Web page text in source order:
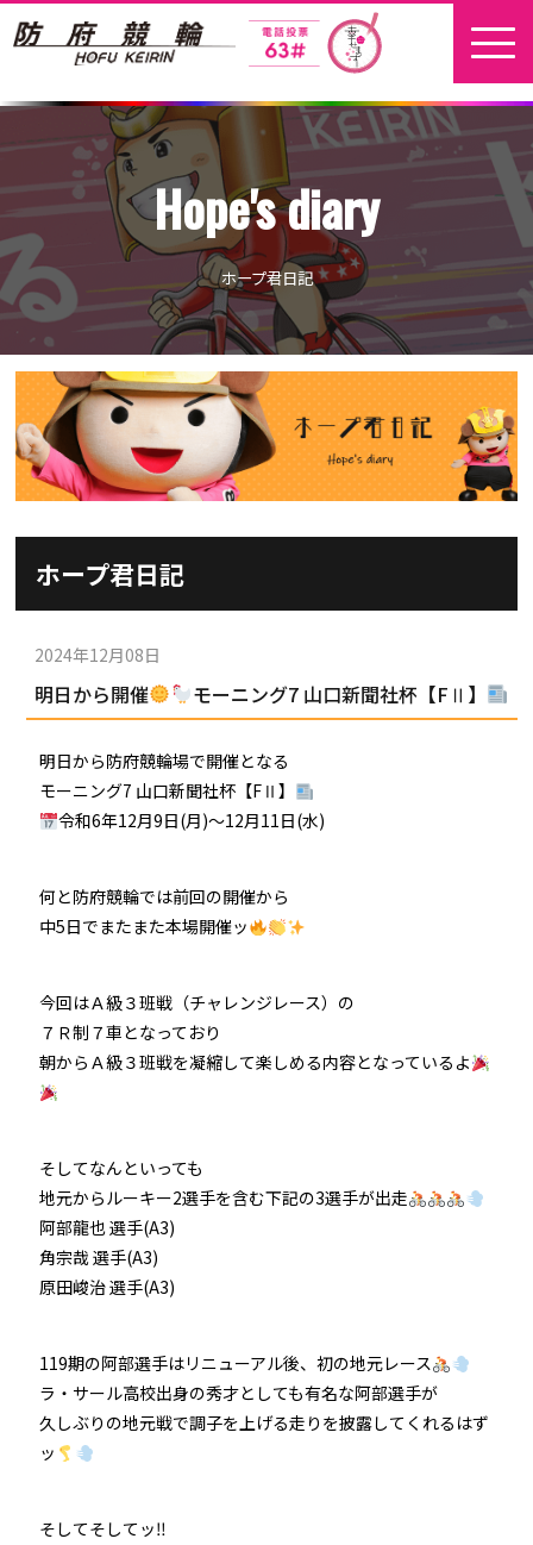
ホーム
新着情報
地元選手
お問い合わせ
開催日程
本場開催
パンフレット
出場予定選手
出走表
予想紙
イベント＆ファンサービス
崖っぷちのK（穴予想）
施設ガイド
施設紹介
有料席
KEIRINパーク
バンク紹介
アクセス
車券の購入方法
DOKOTO
電話・FAXサービス
歴代優勝者を紹介
非開催日の払戻し場所について
協賛レース募集
横断幕掲出について
その他
防府競輪研究所
ホープ君日記
Kからの挑戦状
防府競輪を予想するKとは？
サイトポリシー
個人情報保護方針
車券の購入にのめり込む不安のある方のご相談
来場者の肖像権について
Hope's diary
ホープ君日記
ホープ君日記
2024年12月08日
明日から開催 モーニング7 山口新聞社杯【FⅡ】
明日から防府競輪場で開催となる
モーニング7 山口新聞社杯【FⅡ】
令和6年12月9日(月)〜12月11日(水)
何と防府競輪では前回の開催から
中5日でまたまた本場開催ッ
今回はＡ級３班戦（チャレンジレース）の
７Ｒ制７車となっており
朝からＡ級３班戦を凝縮して楽しめる内容となっているよ
そしてなんといっても
地元からルーキー2選手を含む下記の3選手が出走
阿部龍也 選手(A3)
角宗哉 選手(A3)
原田峻治 選手(A3)
119期の阿部選手はリニューアル後、初の地元レース
ラ・サール高校出身の秀才としても有名な阿部選手が
久しぶりの地元戦で調子を上げる走りを披露してくれるはず
ッ
そしてそしてッ‼